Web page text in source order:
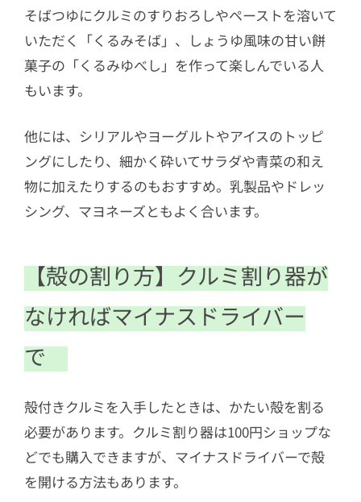
そばつゆにクルミのすりおろしやペーストを溶いて
いただく「くるみそば」、しょうゆ風味の甘い餅
菓子の「くるみゆべし」を作って楽しんでいる人
もいます。
他には、シリアルやヨーグルトやアイスのトッピ
ングにしたり、細かく砕いてサラダや青菜の和え
物に加えたりするのもおすすめ。乳製品やドレッ
シング、マヨネーズともよく合います。
【殻の割り方】クルミ割り器が
なければマイナスドライバー
で
殻付きクルミを入手したときは、かたい殻を割る
必要があります。クルミ割り器は100円ショップな
どでも購入できますが、マイナスドライバーで殻
を開ける方法もあります。